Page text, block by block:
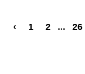
‹ 1 2 ... 26